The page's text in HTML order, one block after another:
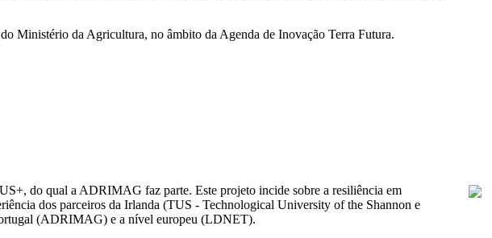
Ministério da Agricultura, no âmbito da Agenda de Inovação Terra Futura.
do qual a ADRIMAG faz parte. Este projeto incide sobre a resiliência em
dos parceiros da Irlanda (TUS - Technological University of the Shannon e
(ADRIMAG) e a nível europeu (LDNET).